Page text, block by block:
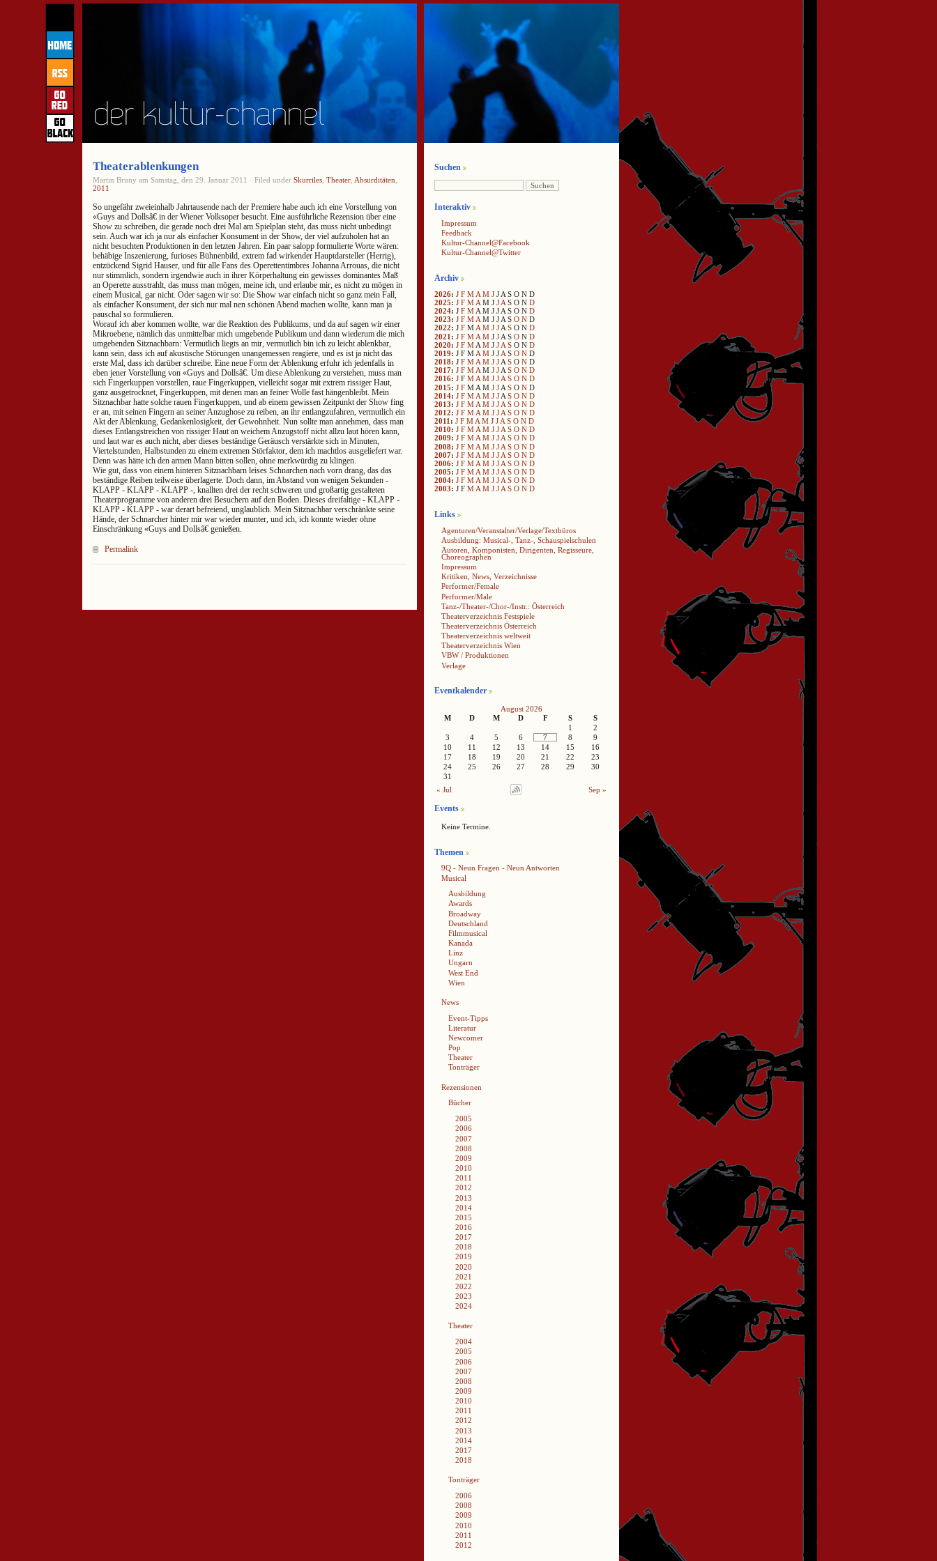
Theaterablenkungen
Martin Bruny am Samstag, den 29. Januar 2011 · Filed under Skurriles Theater Absurditäten
2011
So ungefähr zweieinhalb Jahrtausende nach der Premiere habe auch ich eine Vorstellung von
«Guys and Dollsâ€ in der Wiener Volksoper besucht. Eine ausführliche Rezension über eine
Show zu schreiben, die gerade noch drei Mal am Spielplan steht, das muss nicht unbedingt
sein. Auch war ich ja nur als einfacher Konsument in der Show, der viel aufzuholen hat an
nicht besuchten Produktionen in den letzten Jahren. Ein paar salopp formulierte Worte wären:
behäbige Inszenierung, furioses Bühnenbild, extrem fad wirkender Hauptdarsteller (Herrig),
entzückend Sigrid Hauser, und für alle Fans des Operettentimbres Johanna Arrouas, die nicht
nur stimmlich, sondern irgendwie auch in ihrer Körperhaltung ein gewisses dominantes Maß
an Operette ausstrahlt, das muss man mögen, meine ich, und erlaube mir, es nicht zu mögen in
einem Musical, gar nicht. Oder sagen wir so: Die Show war einfach nicht so ganz mein Fall,
als einfacher Konsument, der sich nur mal nen schönen Abend machen wollte, kann man ja
pauschal so formulieren.
Worauf ich aber kommen wollte, war die Reaktion des Publikums, und da auf sagen wir einer
Mikroebene, nämlich das unmittelbar mich umgebende Publikum und dann wiederum die mich
umgebenden Sitznachbarn: Vermutlich liegts an mir, vermutlich bin ich zu leicht ablenkbar,
kann sein, dass ich auf akustische Störungen unangemessen reagiere, und es ist ja nicht das
erste Mal, dass ich darüber schreibe. Eine neue Form der Ablenkung erfuhr ich jedenfalls in
eben jener Vorstellung von «Guys and Dollsâ€. Um diese Ablenkung zu verstehen, muss man
sich Fingerkuppen vorstellen, raue Fingerkuppen, vielleicht sogar mit extrem rissiger Haut,
ganz ausgetrocknet, Fingerkuppen, mit denen man an feiner Wolle fast hängenbleibt. Mein
Sitznachbar hatte solche rauen Fingerkuppen, und ab einem gewissen Zeitpunkt der Show fing
er an, mit seinen Fingern an seiner Anzughose zu reiben, an ihr entlangzufahren, vermutlich ein
Akt der Ablenkung, Gedankenlosigkeit, der Gewohnheit. Nun sollte man annehmen, dass man
dieses Entlangstreichen von rissiger Haut an weichem Anzugstoff nicht allzu laut hören kann,
und laut war es auch nicht, aber dieses beständige Geräusch verstärkte sich in Minuten,
Viertelstunden, Halbstunden zu einem extremen Störfaktor, dem ich machtlos ausgeliefert war.
Denn was hätte ich den armen Mann bitten sollen, ohne merkwürdig zu klingen.
Wie gut, dass von einem hinteren Sitznachbarn leises Schnarchen nach vorn drang, das das
beständige Reiben teilweise überlagerte. Doch dann, im Abstand von wenigen Sekunden -
KLAPP - KLAPP - KLAPP -, knallten drei der recht schweren und großartig gestalteten
Theaterprogramme von anderen drei Besuchern auf den Boden. Dieses dreifaltige - KLAPP -
KLAPP - KLAPP - war derart befreiend, unglaublich. Mein Sitznachbar verschränkte seine
Hände, der Schnarcher hinter mir war wieder munter, und ich, ich konnte wieder ohne
Einschränkung «Guys and Dollsâ€ genießen.
Permalink
Suchen
Interaktiv
Impressum
Feedback
Kultur-Channel@Facebook
Kultur-Channel@Twitter
Archiv
2026: J F M A M J J A S O N D
2025: J F M A M J J A S O N D
2024: J F M A M J J A S O N D
2023: J F M A M J J A S O N D
2022: J F MA M J JA S O N D
2021 : J F M A M J J A S O N D
2020: J F M A M J J A S O N D
2019: J F M A M J J A S O N D
2018: J F M A M J J A S O N D
2017: J F M A M J J A S O N D
2016: J F M A M J J A S O N D
2015: J F M A M J J A S O N D
2014: J F M A M J J A S O N D
2013: J F M A M J J A S O N D
2012: J F M A M J J A S O N D
2011 : J F M A M J J A S O N D
2010: J F M A M J J A S O N D
2009: J F MA M J JA S O N D
2008: J F M A M J J A S O N D
2007: J F M A M J J A S O N D
2006: J F M A M J J A S O N D
2005: J F M A M J J A S O N D
2004: J F M A M J J A S O N D
2003: J F M A M J J A S O N D
Links
Agenturen/Veranstalter/Verlage/Textbüros
Ausbildung: Musical-, Tanz-, Schauspielschulen
Autoren, Komponisten, Dirigenten, Regisseure,
Choreographen
Impressum
Kritiken, News, Verzeichnisse
Performer/Female
Performer/Male
Tanz-/Theater-/Chor-/Instr.: Österreich
Theaterverzeichnis Festspiele
Theaterverzeichnis Österreich
Theaterverzeichnis weltweit
Theaterverzeichnis Wien
VBW / Produktionen
Verlage
Eventkalender
August 2026
M
D M D F S
S
1
2
3
4 5 6 7 8
9
10
11 12 13 14 15
16
17
18 19 20 21 22
23
24
25 26 27 28 29
30
31
« Jul
Sep »
Events
Keine Termine.
Themen
9Q - Neun Fragen - Neun Antworten
Musical
Ausbildung
Awards
Broadway
Deutschland
Filmmusical
Kanada
Linz
Ungarn
West End
Wien
News
Event-Tipps
Literatur
Newcomer
Pop
Theater
Tonträger
Rezensionen
Bücher
2005
2006
2007
2008
2009
2010
2011
2012
2013
2014
2015
2016
2017
2018
2019
2020
2021
2022
2023
2024
Theater
2004
2005
2006
2007
2008
2009
2010
2011
2012
2013
2014
2017
2018
Tonträger
2006
2008
2009
2010
2011
2012